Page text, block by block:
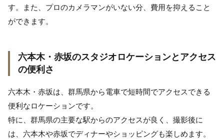
す。また、プロのカメラマンがいない分、費用を抑えること
ができます。
六本木・赤坂のスタジオロケーションとアクセス
の便利さ
六本木・赤坂は、群馬県から電車で短時間でアクセスできる
便利なロケーションです。
特に、群馬県の主要な駅からのアクセスが良く、撮影後に
は、六本木や赤坂でディナーやショッピングも楽しめます。